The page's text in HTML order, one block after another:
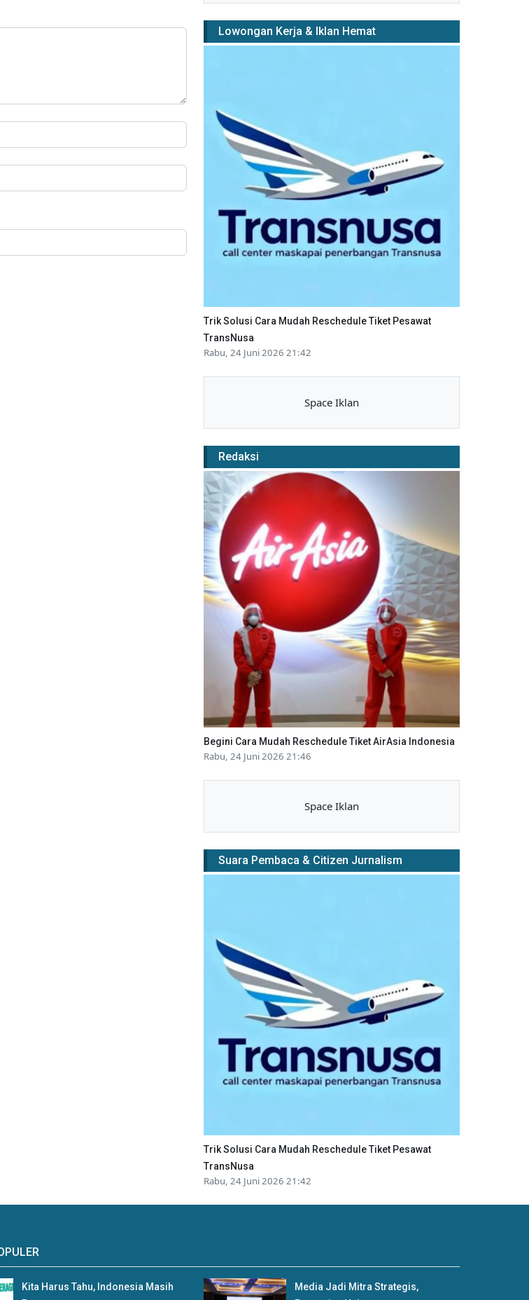
Lowongan Kerja & Iklan Hemat
Trik Solusi Cara Mudah Reschedule Tiket Pesawat
TransNusa
Rabu, 24 Juni 2026 21:42
Space Iklan
Redaksi
Begini Cara Mudah Reschedule Tiket AirAsia Indonesia
Rabu, 24 Juni 2026 21:46
Space Iklan
Suara Pembaca & Citizen Jurnalism
Trik Solusi Cara Mudah Reschedule Tiket Pesawat
TransNusa
Rabu, 24 Juni 2026 21:42
Kita Harus Tahu, Indonesia Masih
Media Jadi Mitra Strategis,